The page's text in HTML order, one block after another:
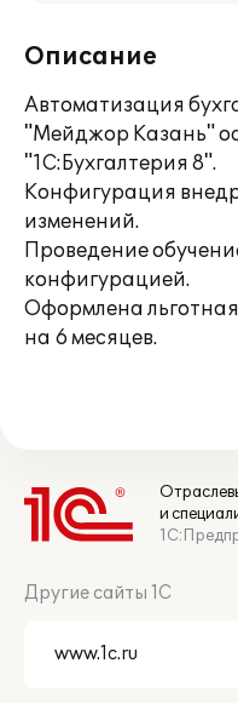
Описание
Автоматизация
"Мейджор Казань"
"1С:Бухгалтерия 8".
Конфигурация
изменений.
Проведение
конфигурацией.
Оформлена
на 6 месяцев.
и
Другие сайты 1С